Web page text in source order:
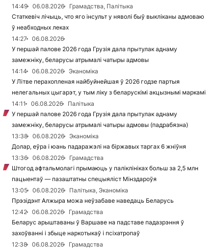
14:49
06.08.2026
Грамадства, Палітыка
Статкевіч лічыць, что яго інсульт у няволі быў выкліканы адмоваю
ў неабходных леках
14:27
06.08.2026
У першай палове 2026 года Грузія дала прытулак аднаму
замежніку, беларусы атрымалі чатыры адмовы
14:14
06.08.2026
Эканоміка
У Літве перахопленая найбуйнейшая ў 2026 годзе партыя
нелегальных цыгарэт, у тым ліку з беларускімі акцызнымі маркамі
14:11
06.08.2026
Палітыка
У першай палове 2026 года Грузія дала прытулак аднаму
замежніку, беларусы атрымалі чатыры адмовы (падрабязна)
13:38
06.08.2026
Эканоміка
Долар, еўра і юань падаражэлі на біржавых таргах 6 жніўня
13:36
06.08.2026
Грамадства
Штогод афтальмолагі прымаюць у паліклініках больш за 2,5 млн
пацыентаў — пазаштатны спецыяліст Мінздароўя
13:05
06.08.2026
Палітыка, Эканоміка
Прэзідэнт Алжыра можа неўзабаве наведаць Беларусь
12:42
06.08.2026
Грамадства
Беларус арыштаваны ў Варшаве на падставе падазрэння ў
захоўванні і збыце наркотыкаў і псіхатропаў
12:38
06.08.2026
Грамадства